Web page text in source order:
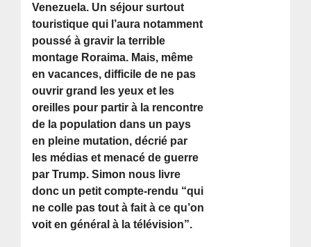
Venezuela. Un séjour surtout
touristique qui l’aura notamment
poussé à gravir la terrible
montage Roraima. Mais, même
en vacances, difficile de ne pas
ouvrir grand les yeux et les
oreilles pour partir à la rencontre
de la population dans un pays
en pleine mutation, décrié par
les médias et menacé de guerre
par Trump. Simon nous livre
donc un petit compte-rendu “qui
ne colle pas tout à fait à ce qu’on
voit en général à la télévision”.